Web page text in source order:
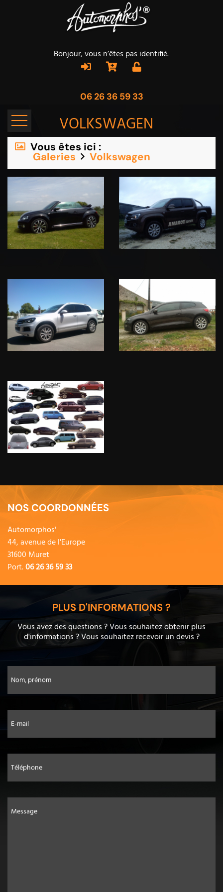
Bonjour, vous n’êtes pas identifié.
06 26 36 59 33
VOLKSWAGEN
Vous êtes ici :
Galeries Volkswagen
NOS COORDONNÉES
Automorphos'
44, avenue de l'Europe
31600 Muret
Port.06 26 36 59 33
PLUS D'INFORMATIONS ?
Vous avez des questions ? Vous souhaitez obtenir plus
d'informations ? Vous souhaitez recevoir un devis ?
Nom, prénom
E-mail
Téléphone
Message